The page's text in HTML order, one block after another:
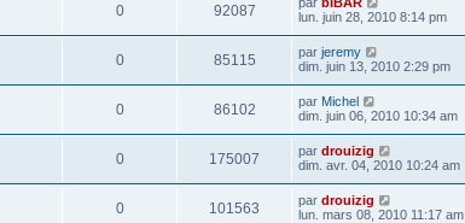
0 92087
lun. juin 28, 2010 8:14 pm
0 85115 par jeremy
dim. juin 13, 2010 2:29 pm
0 86102 par Michel
dim. juin 06, 2010 10:34 am
0 175007 par drouizig
dim. avr. 04, 2010 10:24 am
0 101563 par drouizig
lun. mars 08, 2010 11:17 am